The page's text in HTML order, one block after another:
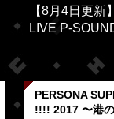
【8月4日更
LIVE P-
PERSONA
!!!! 2017 〜港